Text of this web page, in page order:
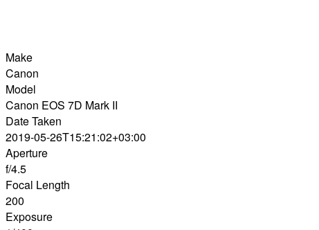
Make
Canon
Model
Canon EOS 7D Mark II
Date Taken
2019-05-26T15:21:02+03:00
Aperture
f/4.5
Focal Length
200
Exposure